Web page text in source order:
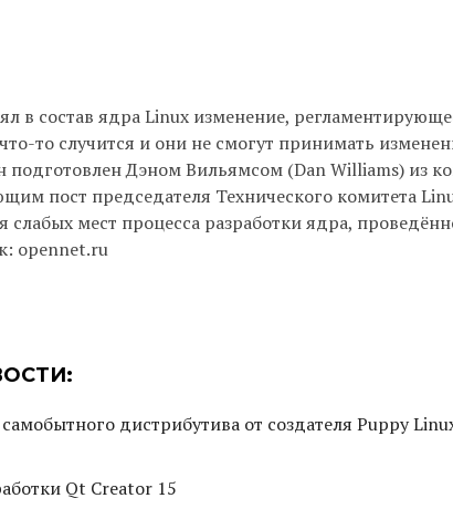
в состав ядра Linux изменение,
то случится и они не смогут принимать
подготовлен Дэном Вильямсом (Dan Williams) из
пост председателя Технического комитета
слабых мест процесса разработки ядра,
opennet.ru
дистрибутива от создателя Puppy
Qt Creator 15